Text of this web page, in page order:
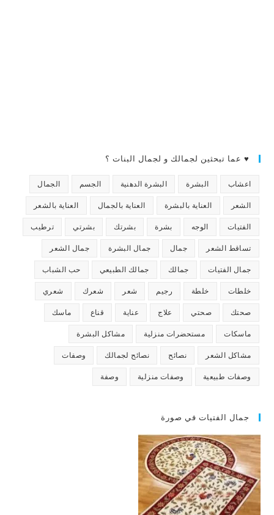
♥ عما تبحثين لجمالك و لجمال البنات ؟
اعشاب البشرة البشرة الدهنية الجسم الجمال
الشعر العناية بالبشرة العناية بالجمال العناية بالشعر
الفتيات الوجه بشرة بشرتك بشرتي ترطيب
تساقط الشعر جمال جمال البشرة جمال الشعر
جمال الفتيات جمالك جمالك الطبيعي حب الشباب
خلطات خلطة رجيم شعر شعرك شعري
صحتك صحتي علاج عناية قناع ماسك
ماسكات مستحضرات منزلية مشاكل البشرة
مشاكل الشعر نصائح نصائح لجمالك وصفات
وصفات طبيعية وصفات منزلية وصفة
جمال الفتيات في صورة